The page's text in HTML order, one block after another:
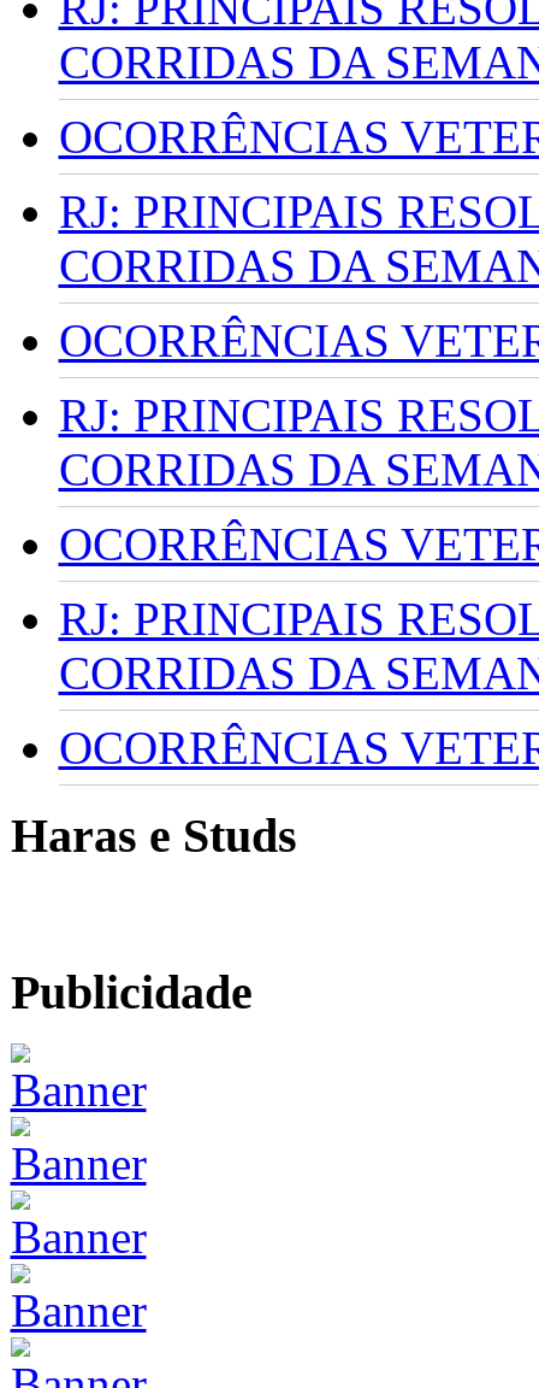
CORRIDAS DA
OCORRÊNCIAS
RJ: PRINCIPAIS
CORRIDAS DA
OCORRÊNCIAS
RJ: PRINCIPAIS
CORRIDAS DA
OCORRÊNCIAS
RJ: PRINCIPAIS
CORRIDAS DA
OCORRÊNCIAS
Haras e Studs
Publicidade